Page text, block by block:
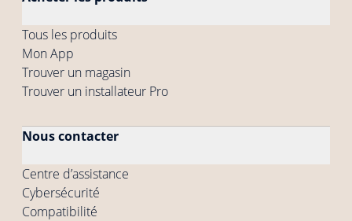
Tous les produits
Mon App
Trouver un magasin
Trouver un installateur Pro
Nous contacter
Centre d’assistance
Cybersécurité
Compatibilité